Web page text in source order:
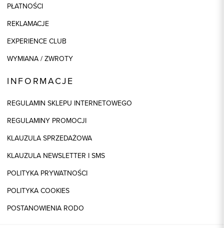
PŁATNOŚCI
REKLAMACJE
EXPERIENCE CLUB
WYMIANA / ZWROTY
INFORMACJE
REGULAMIN SKLEPU INTERNETOWEGO
REGULAMINY PROMOCJI
KLAUZULA SPRZEDAŻOWA
KLAUZULA NEWSLETTER I SMS
POLITYKA PRYWATNOŚCI
POLITYKA COOKIES
POSTANOWIENIA RODO